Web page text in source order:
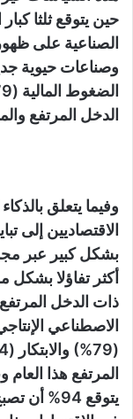
حين يتوقع ثلثا
الصناعية على
وصناعات حيوية
الدخل المرتفع
وفيما يتعلق
الاقتصاديين إلى
بشكل كبير عبر
أكثر تفاؤلا بشكل
ذات الدخل المرتفع
الاصطناعي
المرتفع هذا
يتوقع 94%